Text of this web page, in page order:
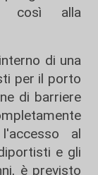
così alla
di una
per il porto
di barriere
al
e gli
è previsto